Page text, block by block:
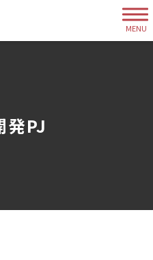
MENU
発PJ